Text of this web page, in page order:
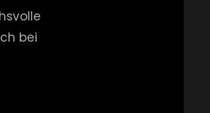
bei